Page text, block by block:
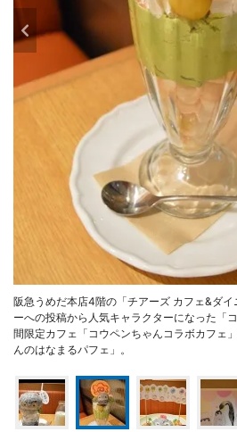
阪急うめだ本店4階の「チアーズ カフェ&ダ
ーへの投稿から人気キャラクターになった「
間限定カフェ「コウペンちゃんコラボカフェ
んのはなまるパフェ」。